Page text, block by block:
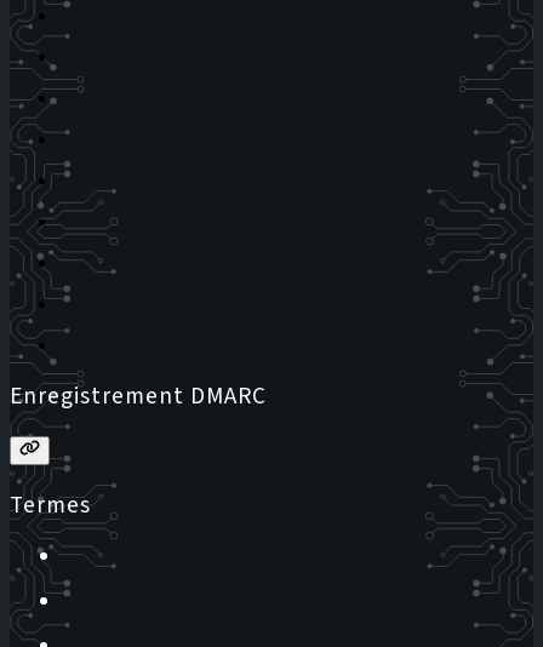
Enregistrement DMARC
Termes